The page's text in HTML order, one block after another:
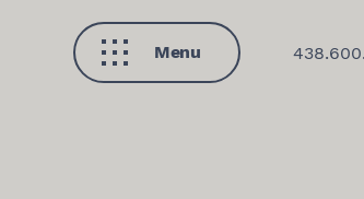
Menu
Fermer